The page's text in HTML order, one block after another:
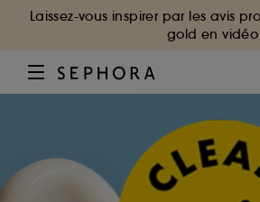
Laissez-vous inspirer par les avis
gold en vidéo